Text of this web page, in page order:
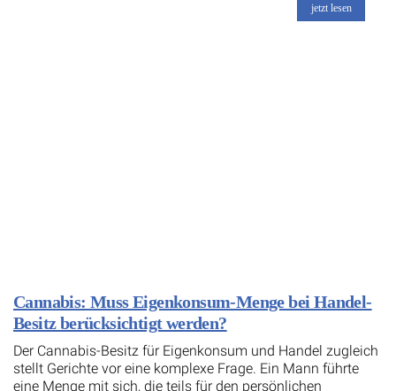
jetzt lesen
Cannabis: Muss Eigenkonsum-Menge bei Handel-
Besitz berücksichtigt werden?
Der Cannabis-Besitz für Eigenkonsum und Handel zugleich
stellt Gerichte vor eine komplexe Frage. Ein Mann führte
eine Menge mit sich, die teils für den persönlichen